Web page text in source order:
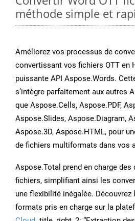
méthode simple et
Améliorez vos processus de
convertissant vos fichiers OTT en
puissante API Aspose.Words.
s’intègre parfaitement aux autres
que Aspose.Cells, Aspose.PDF,
Aspose.Slides, Aspose.Diagram,
Aspose.3D, Aspose.HTML, pour
de fichiers multiformats dans vos
Aspose.Total prend en charge des
fichiers, simplifiant ainsi les
une flexibilité inégalée.
formats pris en charge sur la